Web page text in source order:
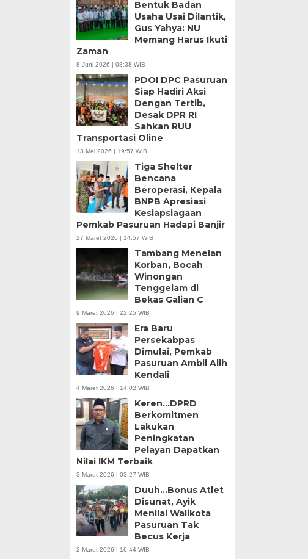
Bentuk Badan
Usaha Usai Dilantik,
Gus Yahya: NU
Memang Harus Ikuti
Zaman
8 Juni 2026 | 08:38 WIB
PDOI DPC Pasuruan
Siap Hadiri Aksi
Dengan Tertib,
Desak DPR RI
Sahkan RUU
Transportasi Oline
13 Mei 2026 | 19:57 WIB
Tiga Shelter
Bencana
Beroperasi, Kepala
BNPB Apresiasi
Kesiapsiagaan
Pemkab Pasuruan Hadapi Banjir
27 Maret 2026 | 14:57 WIB
Tambang Menelan
Korban, Bocah
Winongan
Tenggelam di
Bekas Galian C
9 Maret 2026 | 22:25 WIB
Era Baru
Persekabpas
Dimulai, Pemkab
Pasuruan Ambil Alih
Kendali
4 Maret 2026 | 14:02 WIB
Keren…DPRD
Berkomitmen
Lakukan
Peningkatan
Pelayan Dapatkan
Nilai IKM Terbaik
3 Maret 2026 | 03:27 WIB
Duuh…Bonus Atlet
Disunat, Ayik
Menilai Walikota
Pasuruan Tak
Becus Kerja
2 Maret 2026 | 16:44 WIB